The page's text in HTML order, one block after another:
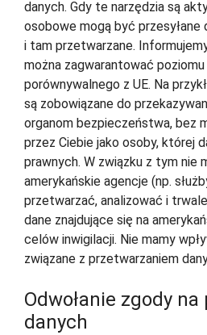
danych. Gdy te narzędzia są
osobowe mogą być
i tam przetwarzane.
można zagwarantować
porównywalnego z UE. Na
są zobowiązane do
organom bezpieczeństwa, bez
przez Ciebie jako osoby, której
prawnych. W związku z tym nie
amerykańskie agencje (np.
przetwarzać, analizować i
dane znajdujące się na
celów inwigilacji. Nie mamy
związane z przetwarzaniem
Odwołanie zgody
danych